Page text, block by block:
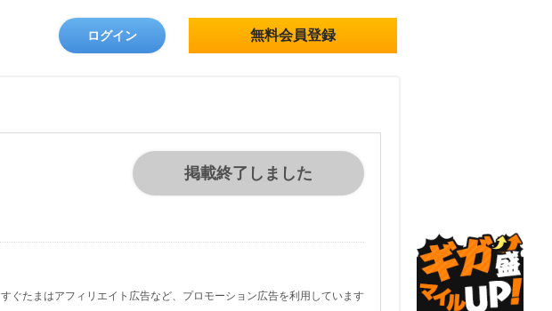
ログイン 無料会員登録
掲載終了しました
すぐたまはアフィリエイト広告など、プロモーション広告を利用しています